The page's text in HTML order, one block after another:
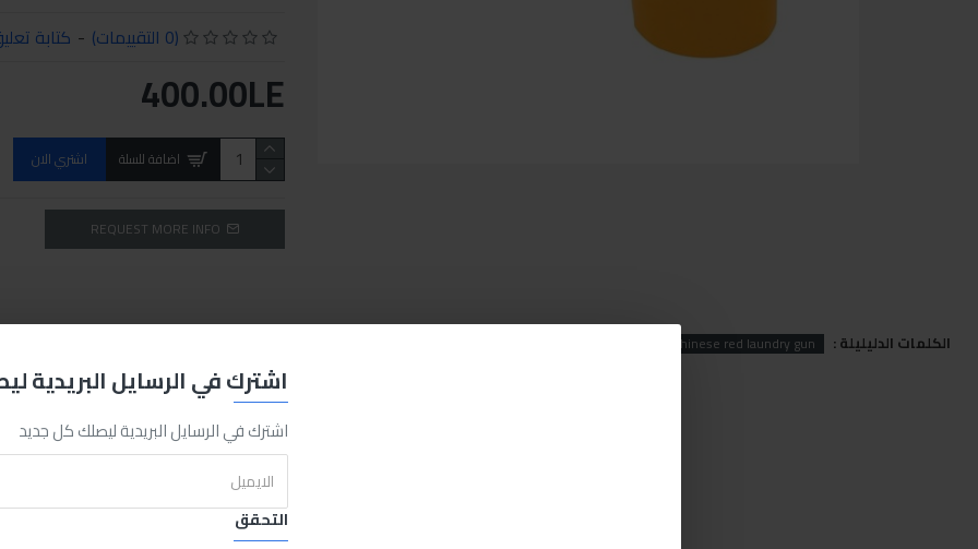
اشترك في الرسايل البريدية
اشترك في الرسايل البريدية ليصلك كل جديد
التحقق
(0 التقييمات) - كتابة
400.00LE
اضافة للسلة اشتري الان
REQUEST MORE INFO
الكلمات الدليليلة : Ingco Chinese red laundry gun